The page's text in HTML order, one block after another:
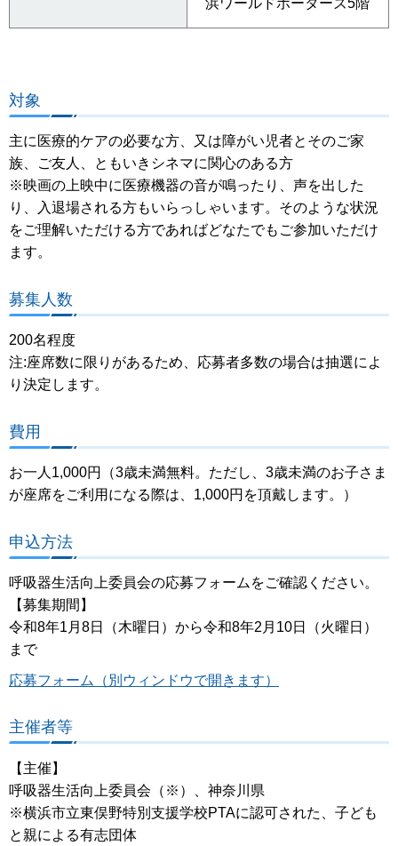
浜ワールドポーターズ5階
対象
主に医療的ケアの必要な方、又は障がい児者とそのご家
族、ご友人、ともいきシネマに関心のある方
※映画の上映中に医療機器の音が鳴ったり、声を出した
り、入退場される方もいらっしゃいます。そのような状況
をご理解いただける方であればどなたでもご参加いただけ
ます。
募集人数
200名程度
注:座席数に限りがあるため、応募者多数の場合は抽選によ
り決定します。
費用
お一人1,000円（3歳未満無料。ただし、3歳未満のお子さま
が座席をご利用になる際は、1,000円を頂戴します。）
申込方法
呼吸器生活向上委員会の応募フォームをご確認ください。
【募集期間】
令和8年1月8日（木曜日）から令和8年2月10日（火曜日）
まで
応募フォーム（別ウィンドウで開きます）
主催者等
【主催】
呼吸器生活向上委員会（※）、神奈川県
※横浜市立東俣野特別支援学校PTAに認可された、子ども
と親による有志団体